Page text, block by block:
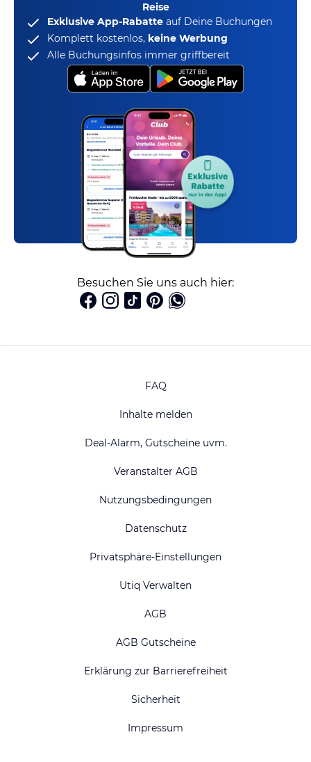
Reise
Exklusive App-Rabatte auf Deine Buchungen
Komplett kostenlos, keine Werbung
Alle Buchungsinfos immer griffbereit
Besuchen Sie uns auch hier:
FAQ
Inhalte melden
Deal-Alarm, Gutscheine uvm.
Veranstalter AGB
Nutzungsbedingungen
Datenschutz
Privatsphäre-Einstellungen
Utiq Verwalten
AGB
AGB Gutscheine
Erklärung zur Barrierefreiheit
Sicherheit
Impressum